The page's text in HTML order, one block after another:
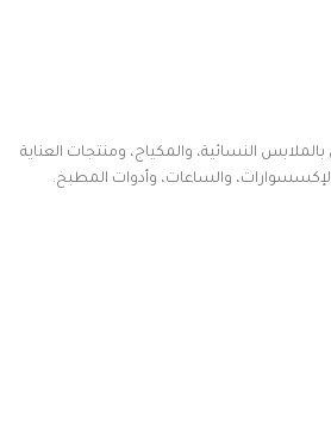
النسائية، والمكياج، ومنتجات العناية
والساعات، وأدوات المطبخ.